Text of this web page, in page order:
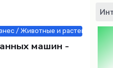
/ Животные и растения /
машин -